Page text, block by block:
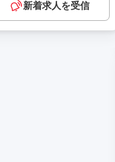
新着求人を受信